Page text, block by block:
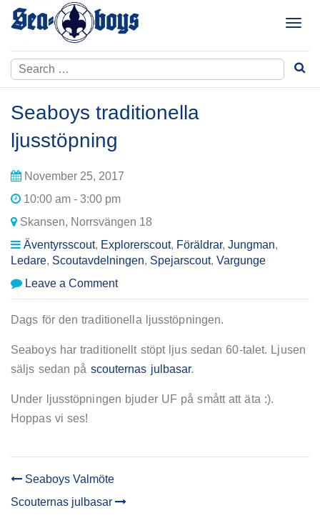
Skip
T
g
l
Search
for:
Seaboys traditionella
ljusstöpning
November 25, 2017
10:00 am - 3:00 pm
Skansen, Norrsvängen 18
Äventyrsscout, Explorerscout, Föräldrar, Jungman,
Ledare, Scoutavdelningen, Spejarscout, Vargunge
Leave a Commenton
Seaboys
traditionella
ljusstöpning
Dags för den traditionella ljusstöpningen.
Seaboys har traditionellt stöpt ljus sedan 60-talet. Ljusen
säljs sedan på scouternas julbasar.
Under ljusstöpningen bjuder UF på smått att äta :).
Hoppas vi ses!
POST
NAVIGATION
Seaboys Valmöte
Scouternas julbasar